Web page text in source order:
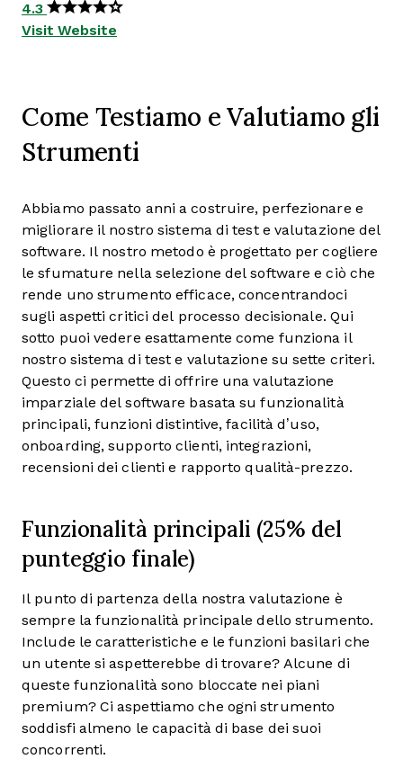
4.3
Visit Website
Come Testiamo e Valutiamo gli
Strumenti
Abbiamo passato anni a costruire, perfezionare e
migliorare il nostro sistema di test e valutazione del
software. Il nostro metodo è progettato per cogliere
le sfumature nella selezione del software e ciò che
rende uno strumento efficace, concentrandoci
sugli aspetti critici del processo decisionale. Qui
sotto puoi vedere esattamente come funziona il
nostro sistema di test e valutazione su sette criteri.
Questo ci permette di offrire una valutazione
imparziale del software basata su funzionalità
principali, funzioni distintive, facilità d’uso,
onboarding, supporto clienti, integrazioni,
recensioni dei clienti e rapporto qualità-prezzo.
Funzionalità principali (25% del
punteggio finale)
Il punto di partenza della nostra valutazione è
sempre la funzionalità principale dello strumento.
Include le caratteristiche e le funzioni basilari che
un utente si aspetterebbe di trovare? Alcune di
queste funzionalità sono bloccate nei piani
premium? Ci aspettiamo che ogni strumento
soddisfi almeno le capacità di base dei suoi
concorrenti.